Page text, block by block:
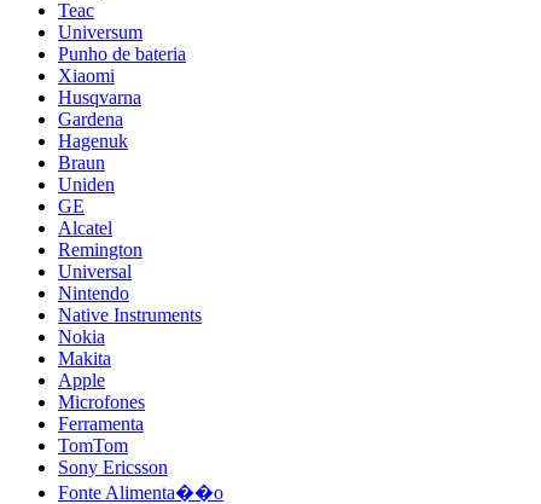
Teac
Universum
Punho de bateria
Xiaomi
Husqvarna
Gardena
Hagenuk
Braun
Uniden
GE
Alcatel
Remington
Universal
Nintendo
Native Instruments
Nokia
Makita
Apple
Microfones
Ferramenta
TomTom
Sony Ericsson
Fonte Alimenta��o